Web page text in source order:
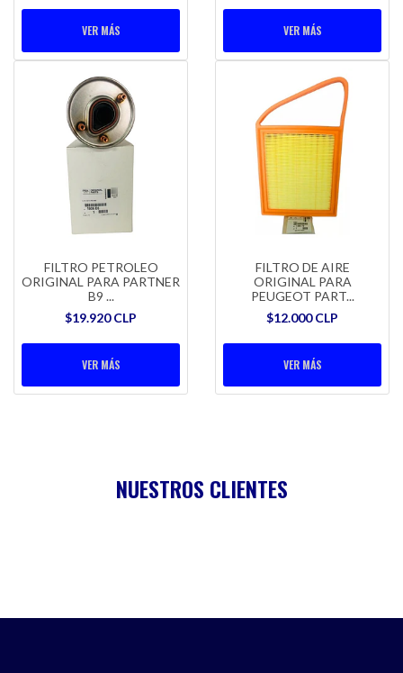
VER MÁS VER MÁS
FILTRO PETROLEO
ORIGINAL PARA PARTNER
B9 ...
$19.920 CLP
VER MÁS
FILTRO DE AIRE
ORIGINAL PARA
PEUGEOT PART...
$12.000 CLP
VER MÁS
NUESTROS CLIENTES